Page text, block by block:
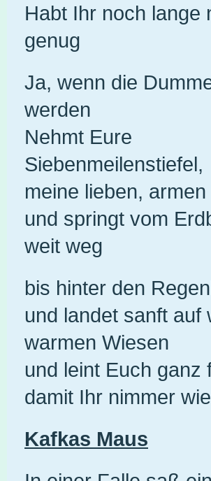
Habt Ihr noch lange
genug
Ja, wenn die
werden
Nehmt Eure
Siebenmeilenstiefel,
meine lieben,
und springt vom
weit weg
bis hinter den
und landet sanft auf
warmen Wiesen
und leint Euch ganz
damit Ihr nimmer
Kafkas Maus